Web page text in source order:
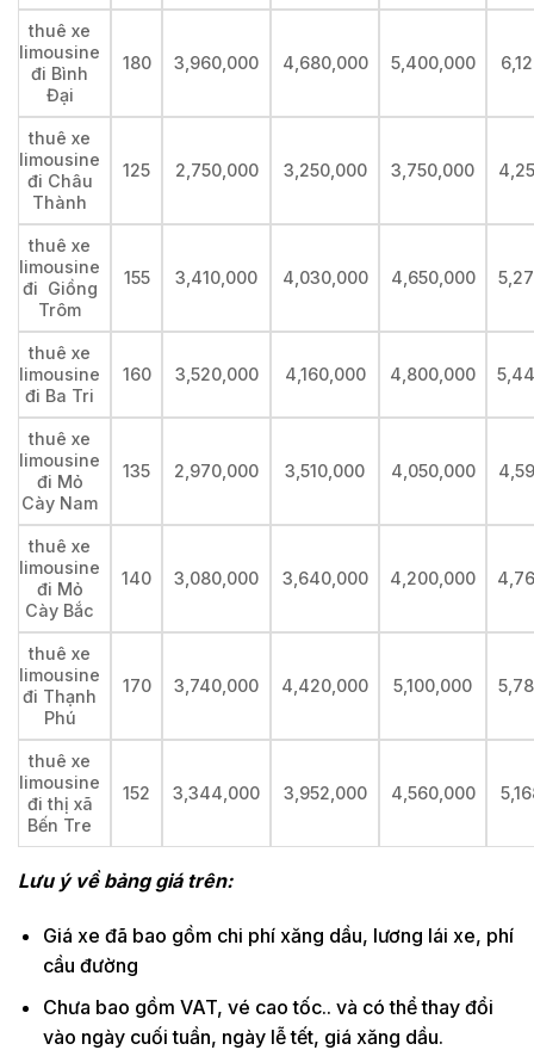
thuê xe
limousine
đi Bình
Đại
180 3,960,000 4,680,000 5,400,000
thuê xe
limousine
đi Châu
Thành
125 2,750,000 3,250,000 3,750,000
thuê xe
limousine
đi Giồng
Trôm
155 3,410,000 4,030,000 4,650,000
thuê xe
limousine
đi Ba Tri
160 3,520,000 4,160,000 4,800,000
thuê xe
limousine
đi Mỏ
Cày Nam
135 2,970,000 3,510,000 4,050,000
thuê xe
limousine
đi Mỏ
Cày Bắc
140 3,080,000 3,640,000 4,200,000
thuê xe
limousine
đi Thạnh
Phú
170 3,740,000 4,420,000 5,100,000
thuê xe
limousine
đi thị xã
Bến Tre
152 3,344,000 3,952,000 4,560,000
Lưu ý về bảng giá trên:
Giá xe đã bao gồm chi phí xăng dầu, lương lái xe, phí
cầu đường
Chưa bao gồm VAT, vé cao tốc.. và có thể thay đổi
vào ngày cuối tuần, ngày lễ tết, giá xăng dầu.